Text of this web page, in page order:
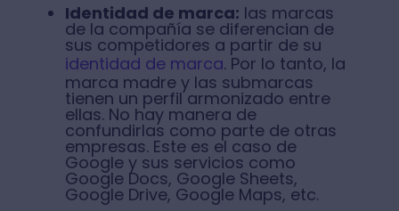
Identidad de marca: las marcas
de la compañía se diferencian de
sus competidores a partir de su
identidad de marca. Por lo tanto, la
marca madre y las submarcas
tienen un perfil armonizado entre
ellas. No hay manera de
confundirlas como parte de otras
empresas. Este es el caso de
Google y sus servicios como
Google Docs, Google Sheets,
Google Drive, Google Maps, etc.